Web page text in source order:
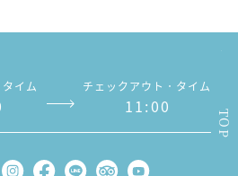
TOP
イム チェックアウト．タイム
11:00